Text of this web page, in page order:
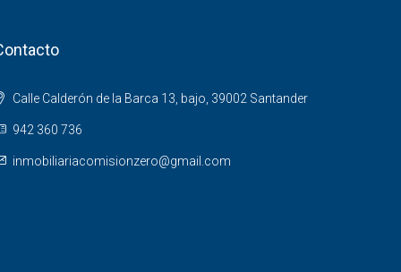
Calle Calderón de la Barca 13, bajo, 39002 Santander
942 360 736
inmobiliariacomisionzero@gmail.com